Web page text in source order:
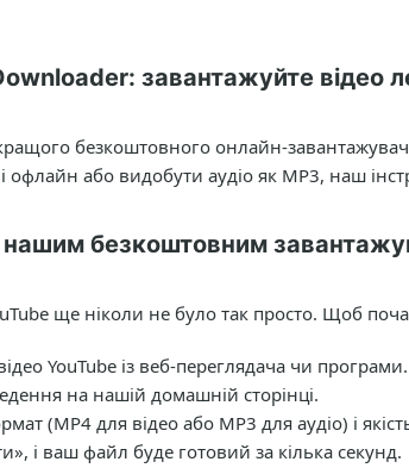
завантажуйте відео
безкоштовного онлайн-
офлайн або видобути аудіо як MP3, наш
нашим безкоштовним
ще ніколи не було так просто. Щоб
YouTube із веб-переглядача чи програми.
на нашій домашній сторінці.
(MP4 для відео або MP3 для аудіо) і
і ваш файл буде готовий за кілька секунд.